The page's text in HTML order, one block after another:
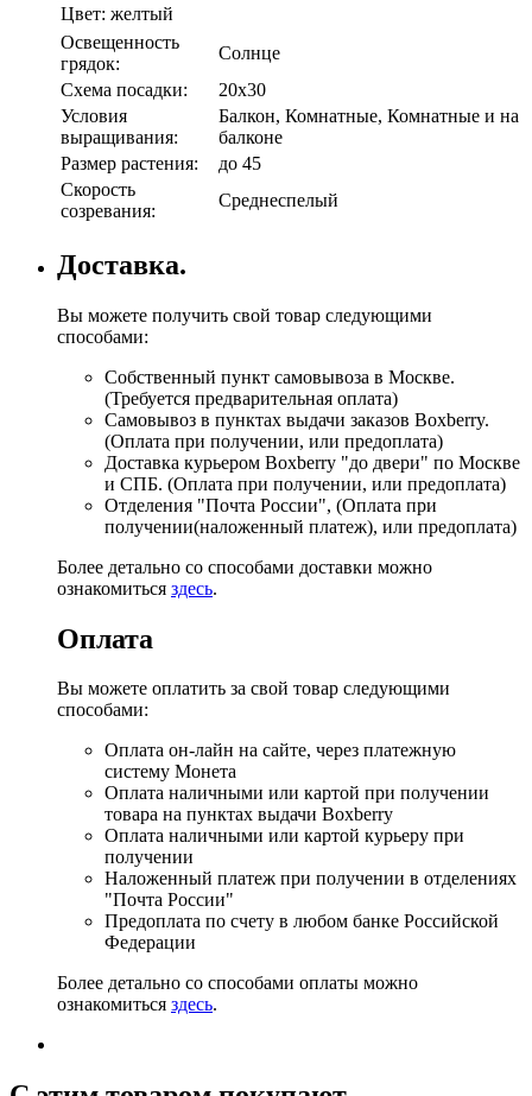
Цвет: желтый
Освещенность
грядок:
Солнце
Схема посадки:
20х30
Условия
выращивания:
Балкон, Комнатные, Комнатные и на
балконе
Размер растения:
до 45
Скорость
созревания:
Среднеспелый
Доставка.
Вы можете получить свой товар следующими
способами:
Собственный пункт самовывоза в Москве.
(Требуется предварительная оплата)
Самовывоз в пунктах выдачи заказов Boxberry.
(Оплата при получении, или предоплата)
Доставка курьером Boxberry "до двери" по Москве
и СПБ. (Оплата при получении, или предоплата)
Отделения "Почта России", (Оплата при
получении(наложенный платеж), или предоплата)
Более детально со способами доставки можно
ознакомиться здесь.
Оплата
Вы можете оплатить за свой товар следующими
способами:
Оплата он-лайн на сайте, через платежную
систему Монета
Оплата наличными или картой при получении
товара на пунктах выдачи Boxberry
Оплата наличными или картой курьеру при
получении
Наложенный платеж при получении в отделениях
"Почта России"
Предоплата по счету в любом банке Российской
Федерации
Более детально со способами оплаты можно
ознакомиться здесь.